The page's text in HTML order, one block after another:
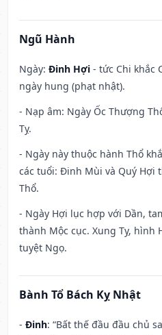
Ngũ Hành
Ngày: Đinh Hợi - tức Chi khắc
ngày hung (phạt nhật).
- Nạp âm: Ngày Ốc Thượng
Tỵ.
- Ngày này thuộc hành Thổ
các tuổi: Đinh Mùi và Quý Hợi
Thổ.
- Ngày Hợi lục hợp với Dần,
thành Mộc cục. Xung Tỵ, hình
tuyệt Ngọ.
Bành Tổ Bách Kỵ Nhật
- Đinh: “Bất thế đầu đầu chủ